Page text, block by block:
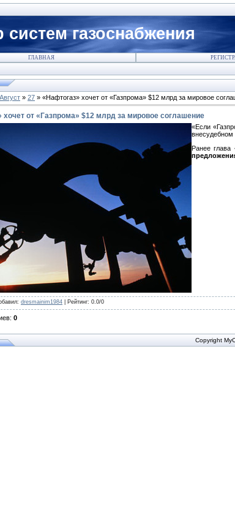
систем газоснабжения
ГЛАВНАЯ
Август » 27 » «Нафтогаз» хочет от «Газпрома» $12 млрд за мировое
хочет от «Газпрома» $12 млрд за мировое соглашение
«Если
внесудебном
Ранее глава
: dresmainim1984 Рейтинг: 0.0/0
: 0
Copyright